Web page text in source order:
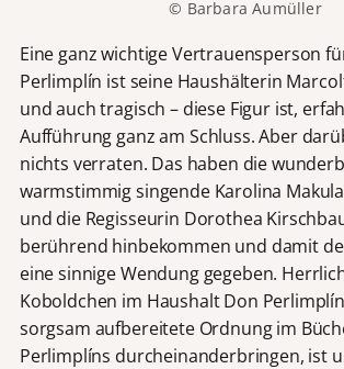
© Barbara Aumüller
Eine ganz wichtige Vertrauensperson
Perlimplín ist seine Haushälterin
und auch tragisch – diese Figur ist,
Aufführung ganz am Schluss. Aber
nichts verraten. Das haben die
warmstimmig singende Karolina
und die Regisseurin Dorothea
berührend hinbekommen und damit
eine sinnige Wendung gegeben.
Koboldchen im Haushalt Don
sorgsam aufbereitete Ordnung im
Perlimplíns durcheinanderbringen, ist